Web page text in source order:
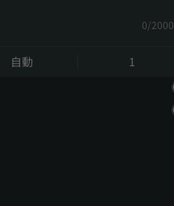
0/2000
自動
1